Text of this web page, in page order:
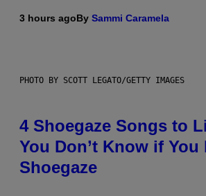
3 hours agoBy Sammi Caramela
PHOTO BY SCOTT LEGATO/GETTY IMAGES
4 Shoegaze Songs to
You Don’t Know if You
Shoegaze